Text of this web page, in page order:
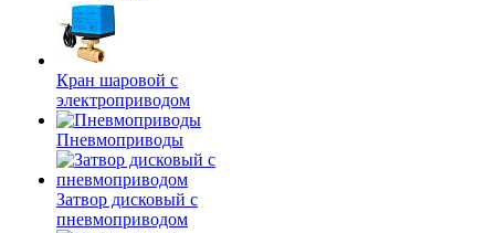
Кран шаровой с
электроприводом
Пневмоприводы
Затвор дисковый с
пневмоприводом